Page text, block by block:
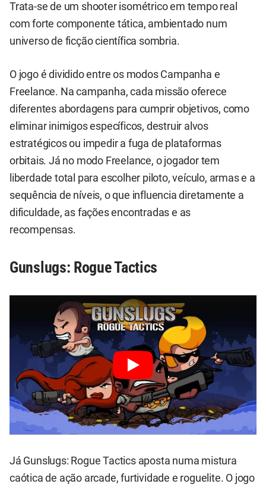
Trata-se de um shooter isométrico em tempo real
com forte componente tática, ambientado num
universo de ficção científica sombria.
O jogo é dividido entre os modos Campanha e
Freelance. Na campanha, cada missão oferece
diferentes abordagens para cumprir objetivos, como
eliminar inimigos específicos, destruir alvos
estratégicos ou impedir a fuga de plataformas
orbitais. Já no modo Freelance, o jogador tem
liberdade total para escolher piloto, veículo, armas e a
sequência de níveis, o que influencia diretamente a
dificuldade, as fações encontradas e as
recompensas.
Gunslugs: Rogue Tactics
Já Gunslugs: Rogue Tactics aposta numa mistura
caótica de ação arcade, furtividade e roguelite. O jogo